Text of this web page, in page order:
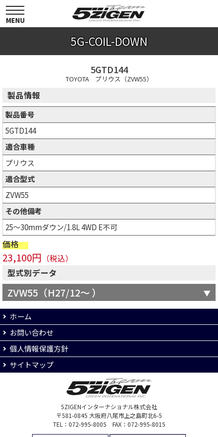
toggle
navigation
MENU
5G-COIL-DOWN
5GTD144
TOYOTA プリウス（ZVW55）
製品情報
製品番号
5GTD144
適合車種
プリウス
適合型式
ZVW55
その他備考
25～30mmダウン/1.8L 4WD E不可
価格
23,100円 （税込）
型式別データ
ZVW55（H27/12～ ）
ホーム
お問い合わせ
個人情報保護方針
サイトマップ
5ZIGENインターナショナル株式会社
〒581-0845 大阪府八尾市上之島町北6-5
TEL：072-995-8005 FAX：072-995-8015